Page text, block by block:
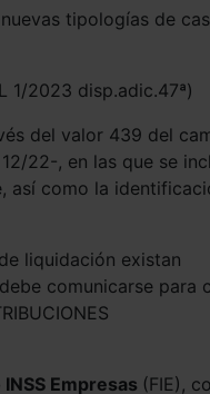
tipologías de
1/2023 disp.adic.47ª)
del valor 439 del
12/22-, en las que se
así como la
liquidación existan
comunicarse para
Empresas (FIE),